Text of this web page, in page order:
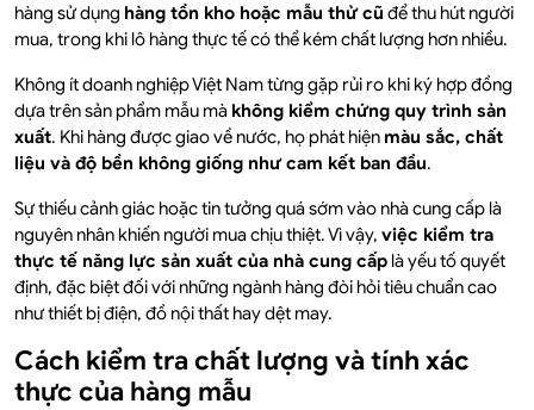
hàng sử dụng hàng tồn kho hoặc mẫu thử cũ để thu hút người
mua, trong khi lô hàng thực tế có thể kém chất lượng hơn nhiều.
Không ít doanh nghiệp Việt Nam từng gặp rủi ro khi ký hợp đồng
dựa trên sản phẩm mẫu mà không kiểm chứng quy trình sản
xuất. Khi hàng được giao về nước, họ phát hiện màu sắc, chất
liệu và độ bền không giống như cam kết ban đầu.
Sự thiếu cảnh giác hoặc tin tưởng quá sớm vào nhà cung cấp là
nguyên nhân khiến người mua chịu thiệt. Vì vậy, việc kiểm tra
thực tế năng lực sản xuất của nhà cung cấp là yếu tố quyết
định, đặc biệt đối với những ngành hàng đòi hỏi tiêu chuẩn cao
như thiết bị điện, đồ nội thất hay dệt may.
Cách kiểm tra chất lượng và tính xác
thực của hàng mẫu